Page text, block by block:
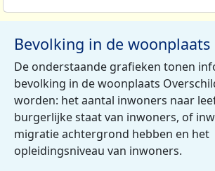
Bevolking in de woonplaats
De onderstaande grafieken tonen
bevolking in de woonplaats
worden: het aantal inwoners naar
burgerlijke staat van inwoners, of
migratie achtergrond hebben en het
opleidingsniveau van inwoners.